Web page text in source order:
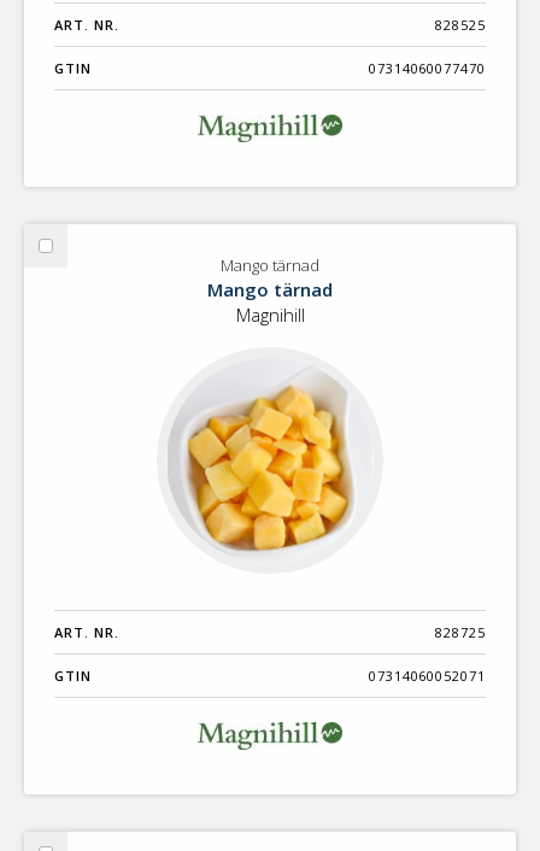
ART. NR. 828525
GTIN 07314060077470
Välj
Mango tärnad
Mango tärnad
Magnihill
ART. NR. 828725
GTIN 07314060052071